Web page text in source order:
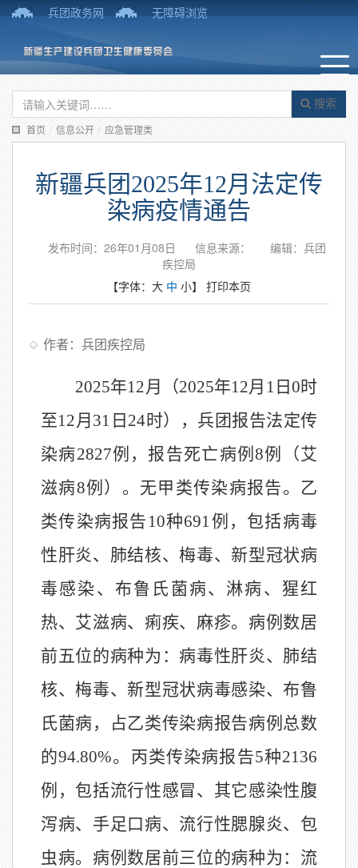
兵团政务网 无障碍浏览
搜索
首页 / 信息公开 / 应急管理类
新疆兵团2025年12月法定传
染病疫情通告
发布时间：26年01月08日 信息来源：
编辑：兵团
疾控局
【字体： 大 中 小】 打印本页
作者：兵团疾控局
2025年12月（2025年12月 1 日 0时
至12月 31 日 24时），兵团报告法定传
染病2827例，报告死亡病例8例（艾
滋病8例 ）。无甲类传染病报告。乙
类传染病报告 10种691例，包括病毒
性肝炎、肺结核、梅毒、 新型冠状病
毒感染 、布鲁氏菌病、 淋病、猩红
热、艾滋病、痢疾、麻疹。病例数居
前五位的病种为：病毒性肝炎、肺结
核、梅毒、新型冠状病毒感染、布鲁
氏菌病，
占乙类传染病报告病例总数
的94.80%。丙类传染病报告5种2136
例，包括流行性感冒、其它感染性腹
泻病、手足口病、流行性腮腺炎、 包
虫病。 病例数居前三位的病种为： 流